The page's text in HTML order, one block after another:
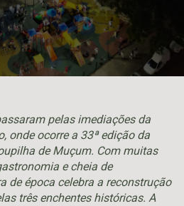
pelas imediações da
onde ocorre a 33ª edição da
de Muçum. Com muitas
e cheia de
de época celebra a reconstrução
três enchentes históricas. A